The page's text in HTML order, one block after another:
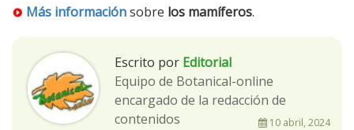
Más informaciónsobre los mamíferos.
Escrito por Editorial
Equipo de Botanical-online
encargado de la redacción de
contenidos
10 abril, 2024